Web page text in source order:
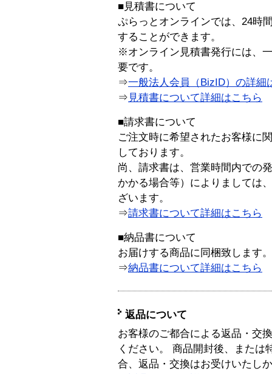
■見積書について
ぷらっとオンラインでは、24時
することができます。
※オンライン見積書発行には、
要です。
⇒一般法人会員（BizID）の詳細
⇒ 見積書について詳細はこちら
■請求書について
ご注文時に希望されたお客様に
しております。
尚、請求書は、営業時間内での
かかる場合等）によりましては
ざいます。
⇒請求書について詳細はこちら
■納品書について
お届けする商品に同梱致します。
⇒納品書について詳細はこちら
返品について
お客様のご都合による返品・交
ください。 商品開封後、または
合、返品・交換はお受けいたし